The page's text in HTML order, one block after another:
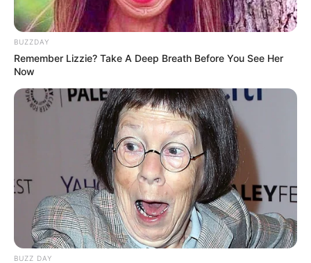
dari olahraga, makan hingga fasilitas rekreasi disediakan gratis.
Seperti hotel bukan?
TAGS KANTOR
BUZZDAY
Remember Lizzie? Take A Deep Breath Before You See Her
Now
BUZZ DAY